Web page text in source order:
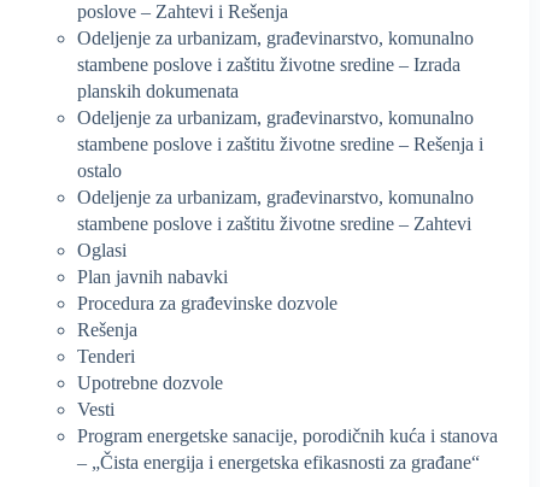
poslove – Zahtevi i Rešenja
Odeljenje za urbanizam, građevinarstvo, komunalno
stambene poslove i zaštitu životne sredine – Izrada
planskih dokumenata
Odeljenje za urbanizam, građevinarstvo, komunalno
stambene poslove i zaštitu životne sredine – Rešenja i
ostalo
Odeljenje za urbanizam, građevinarstvo, komunalno
stambene poslove i zaštitu životne sredine – Zahtevi
Oglasi
Plan javnih nabavki
Procedura za građevinske dozvole
Rešenja
Tenderi
Upotrebne dozvole
Vesti
Program energetske sanacije, porodičnih kuća i stanova
– „Čista energija i energetska efikasnosti za građane“